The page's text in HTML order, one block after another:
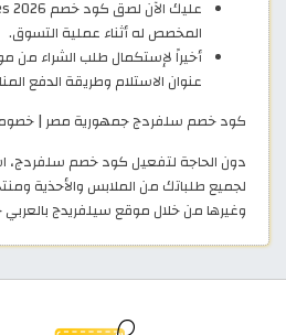
المخصص له أثناء عملية التسوق.
أخيراً لإستكمال طلب الشراء من
عنوان الاستلام وطريقة الدفع
كود خصم سلفردج جمهورية مصر |
دون الحاجة لتفعيل كود خصم سلفردج،
لجميع طلباتك من الملابس والأحذية
وغيرها من خلال موقع سيلفريدج